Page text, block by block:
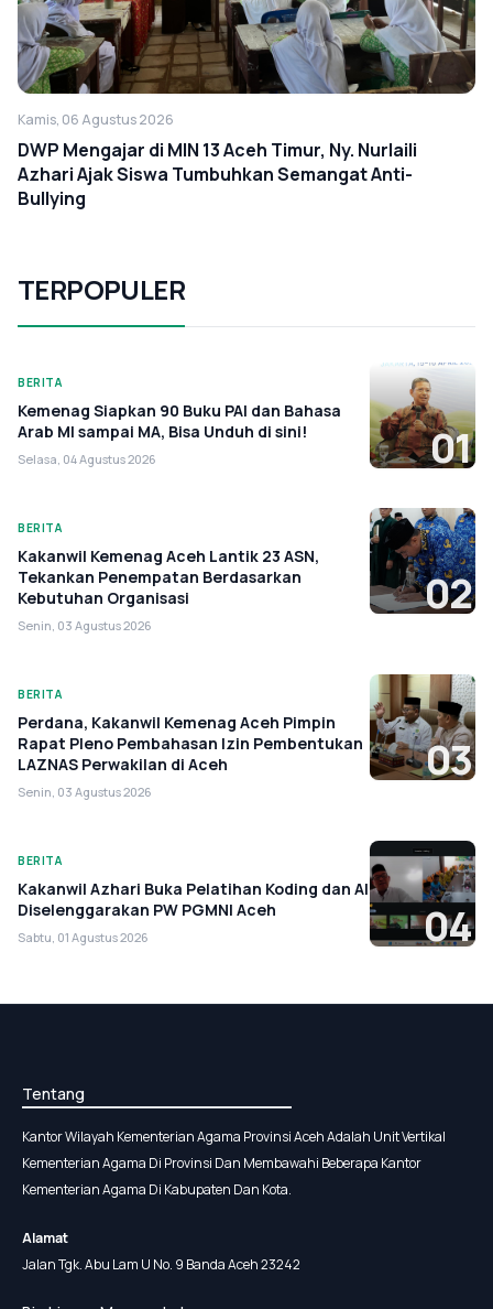
Kamis, 06 Agustus 2026
DWP Mengajar di MIN 13 Aceh Timur, Ny. Nurlaili
Azhari Ajak Siswa Tumbuhkan Semangat Anti-
Bullying
TERPOPULER
BERITA
Kemenag Siapkan 90 Buku PAI dan Bahasa
Arab MI sampai MA, Bisa Unduh di sini!
Selasa, 04 Agustus 2026 01
BERITA
Kakanwil Kemenag Aceh Lantik 23 ASN,
Tekankan Penempatan Berdasarkan
Kebutuhan Organisasi
Senin, 03 Agustus 2026
02
BERITA
Perdana, Kakanwil Kemenag Aceh Pimpin
Rapat Pleno Pembahasan Izin Pembentukan
LAZNAS Perwakilan di Aceh
Senin, 03 Agustus 2026
03
BERITA
Kakanwil Azhari Buka Pelatihan Koding dan AI
Diselenggarakan PW PGMNI Aceh
Sabtu, 01 Agustus 2026 04
Tentang
Kantor Wilayah Kementerian Agama Provinsi Aceh Adalah Unit Vertikal
Kementerian Agama Di Provinsi Dan Membawahi Beberapa Kantor
Kementerian Agama Di Kabupaten Dan Kota.
Alamat
Jalan Tgk. Abu Lam U No. 9 Banda Aceh 23242